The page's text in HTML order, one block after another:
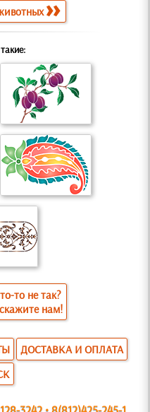
то не так?
нам!
ДОСТАВКА И ОПЛАТА